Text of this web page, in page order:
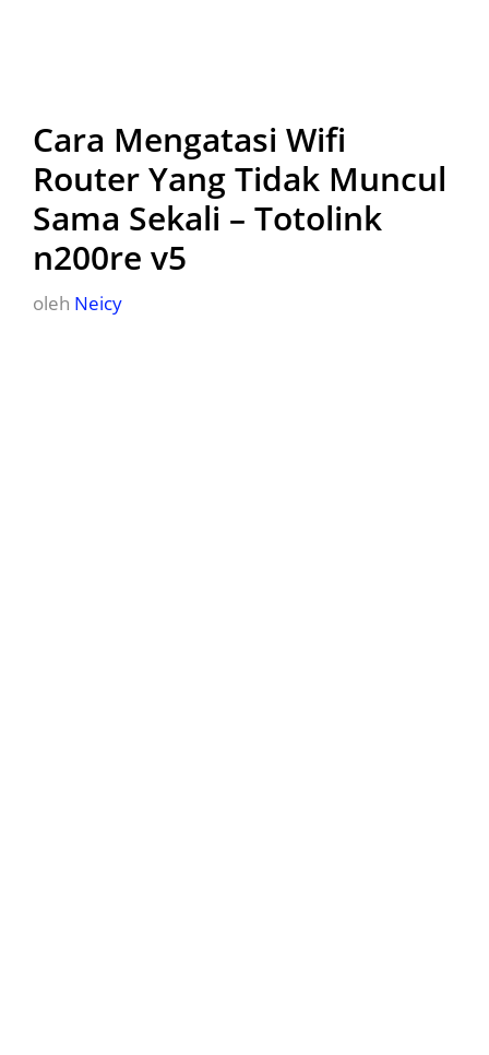
Cara Mengatasi Wifi
Router Yang Tidak Muncul
Sama Sekali – Totolink
n200re v5
oleh Neicy